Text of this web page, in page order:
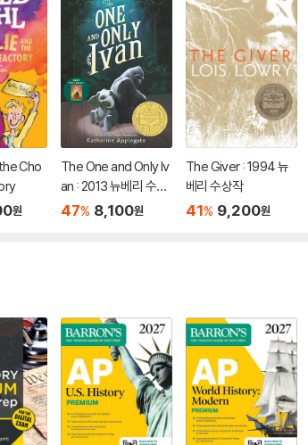
Cho
원
The One and Only Iv
an : 2013 뉴베리 수상
작
47% 8,100원
The Giver : 1994 뉴
베리 수상작
41% 9,200원